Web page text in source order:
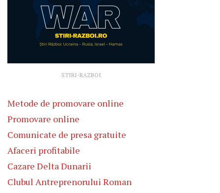
STIRI-RAZBOI
Metode de promovare online
Promovare online
Comunicate de presa gratuite
Afaceri profitabile
Cazare Delta Dunarii
Clubul Antreprenorului Roman